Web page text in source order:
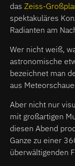
das Zeiss-
spektakuläres
Radianten am
Wer nicht weiß,
astronomische
bezeichnet man
aus
Aber nicht nur
mit großartigen
diesen Abend
Ganze zu einer
überwältigenden